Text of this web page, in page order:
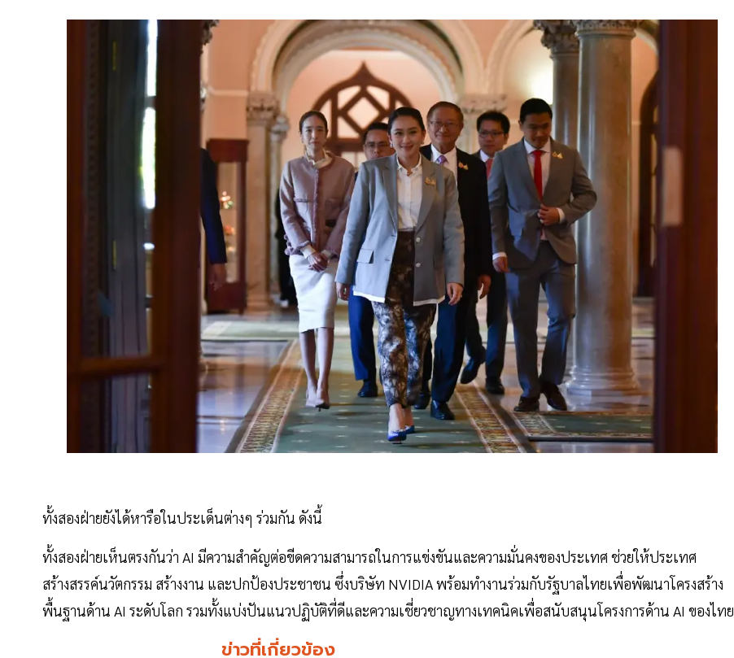
ทั้งสองฝ่ายยังได้หารือในประเด็นต่างๆ ร่วมกัน ดังนี้
ทั้งสองฝ่ายเห็นตรงกันว่า AI มีความสำคัญต่อขีดความสามารถในการแข่งขันและความมั่นคงของประเทศ ช่วยให้ประเทศ
สร้างสรรค์นวัตกรรม สร้างงาน และปกป้องประชาชน ซึ่งบริษัท NVIDIA พร้อมทำงานร่วมกับรัฐบาลไทยเพื่อพัฒนาโครงสร้าง
พื้นฐานด้าน AI ระดับโลก รวมทั้งแบ่งปันแนวปฏิบัติที่ดีและความเชี่ยวชาญทางเทคนิคเพื่อสนับสนุนโครงการด้าน AI ของไทย
ข่าวที่เกี่ยวข้อง